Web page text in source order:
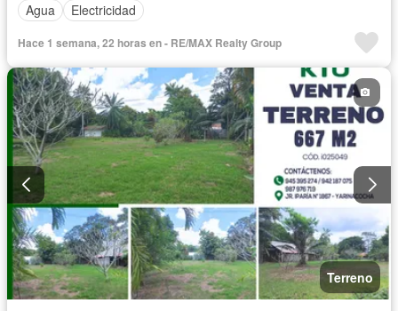
Agua
Electricidad
Hace 1 semana, 22 horas en - RE/MAX Realty Group
Terreno